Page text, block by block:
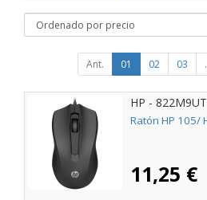
Ant. 01 02 03
HP - 822M9UT
Ratón HP 105/
11,25 €